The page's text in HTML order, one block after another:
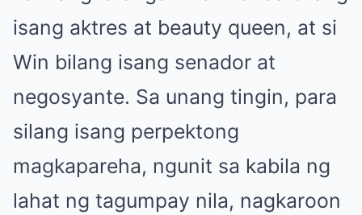
isang aktres at beauty queen, at si
Win bilang isang senador at
negosyante. Sa unang tingin, para
silang isang perpektong
magkapareha, ngunit sa kabila ng
lahat ng tagumpay nila, nagkaroon